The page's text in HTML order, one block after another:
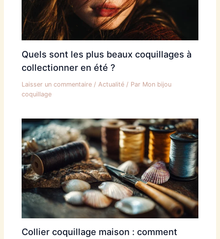
Quels sont les plus beaux coquillages à
collectionner en été ?
Laisser un commentaire / Actualité / Par Mon bijou
coquillage
Collier coquillage maison : comment